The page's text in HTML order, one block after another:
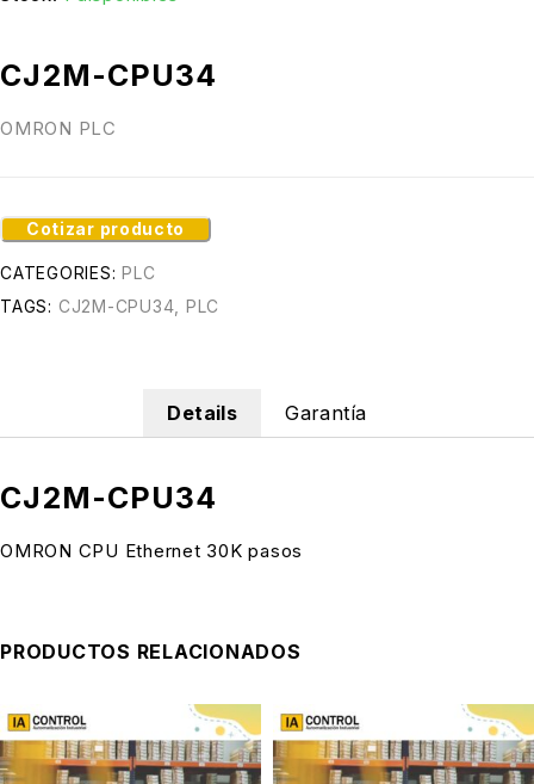
CJ2M-CPU34
OMRON PLC
Cotizar producto
CATEGORIES: PLC
TAGS: CJ2M-CPU34 PLC
Details Garantía
CJ2M-CPU34
OMRON CPU Ethernet 30K pasos
PRODUCTOS RELACIONADOS